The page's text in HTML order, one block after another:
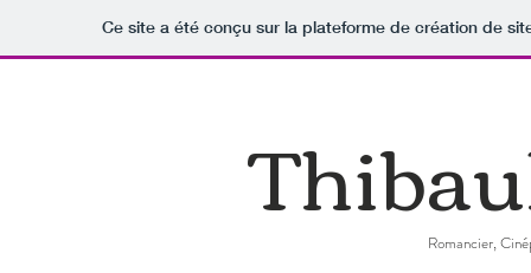
Ce site a été conçu sur la plateforme de création de
Romancier,